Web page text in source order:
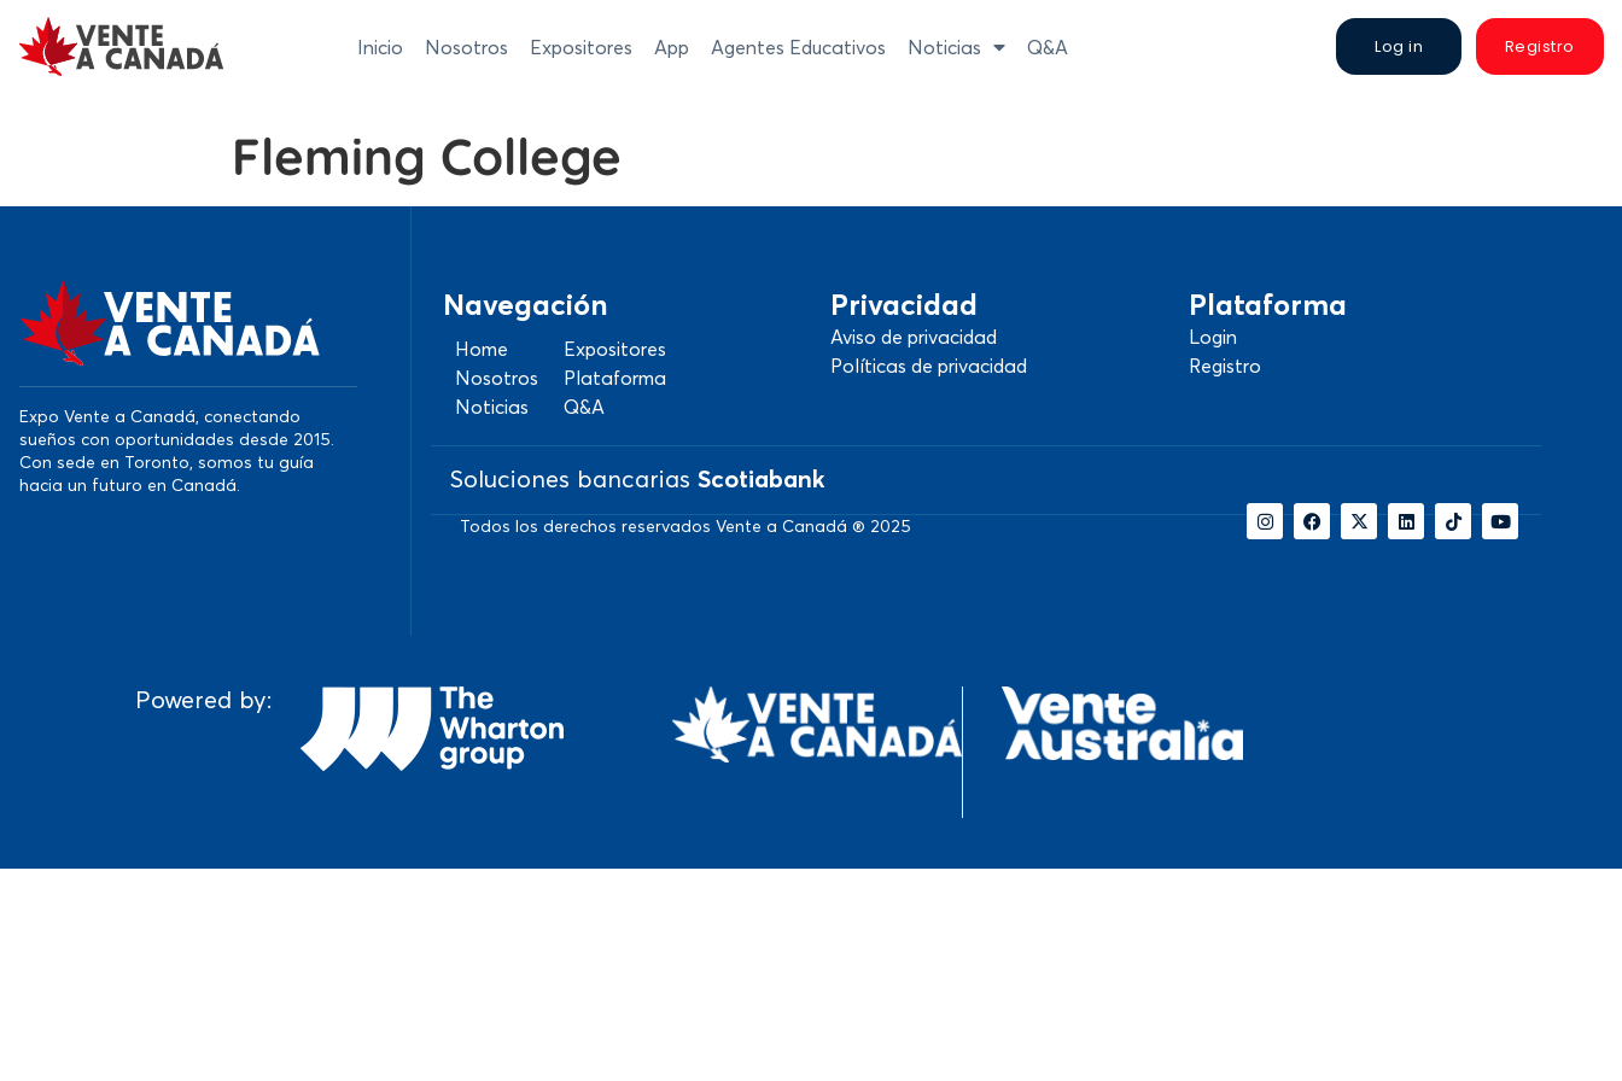
Inicio Nosotros Expositores App Agentes Educativos Noticias Q&A Log in Registro
Fleming College
Expo Vente a Canadá, conectando
sueños con oportunidades desde 2015.
Con sede en Toronto, somos tu guía
hacia un futuro en Canadá.
Navegación
Home
Nosotros
Noticias
Expositores
Plataforma
Q&A
Privacidad
Aviso de privacidad
Políticas de privacidad
Plataforma
Login
Registro
Soluciones bancarias Scotiabank
Todos los derechos reservados Vente a Canadá ® 2025
Powered by: